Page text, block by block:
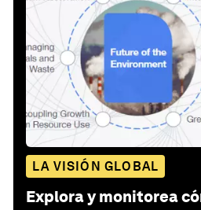
LA VISIÓN GLOBAL
Explora y monitorea